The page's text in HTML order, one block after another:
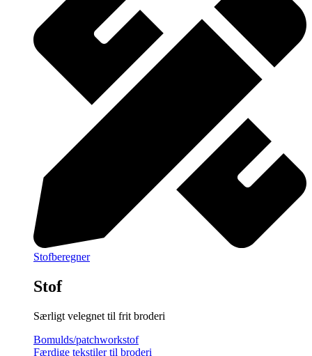
Stofberegner
Stof
Særligt velegnet til frit broderi
Bomulds/patchworkstof
Færdige tekstiler til broderi